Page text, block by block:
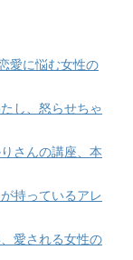
愛に悩む女性の
し、怒らせちゃ
さんの講座、本
持っているアレ
愛される女性の